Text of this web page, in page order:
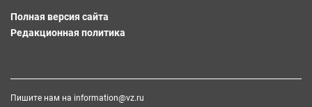
Полная версия сайта
Редакционная политика
Пишите нам на information@vz.ru